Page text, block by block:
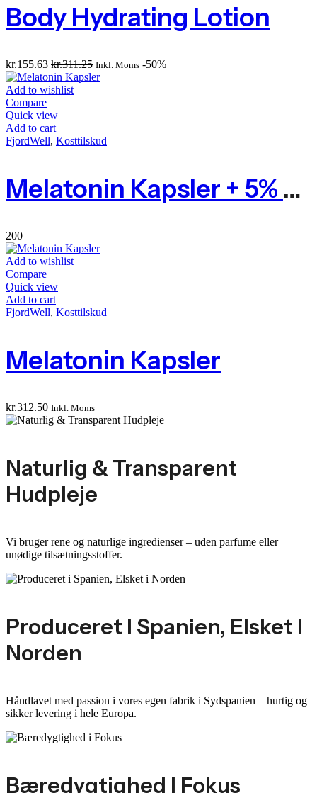
Body Hydrating Lotion
kr.155.63 kr.311.25 Inkl. Moms -50%
Add to wishlist
Compare
Quick view
Add to cart
FjordWell, Kosttilskud
Melatonin Kapsler + 5% CBD Olie
200
Add to wishlist
Compare
Quick view
Add to cart
FjordWell, Kosttilskud
Melatonin Kapsler
kr.312.50 Inkl. Moms
Naturlig & Transparent
Hudpleje
Vi bruger rene og naturlige ingredienser – uden parfume eller
unødige tilsætningsstoffer.
Produceret I Spanien, Elsket I
Norden
Håndlavet med passion i vores egen fabrik i Sydspanien – hurtig og
sikker levering i hele Europa.
Bæredygtighed I Fokus